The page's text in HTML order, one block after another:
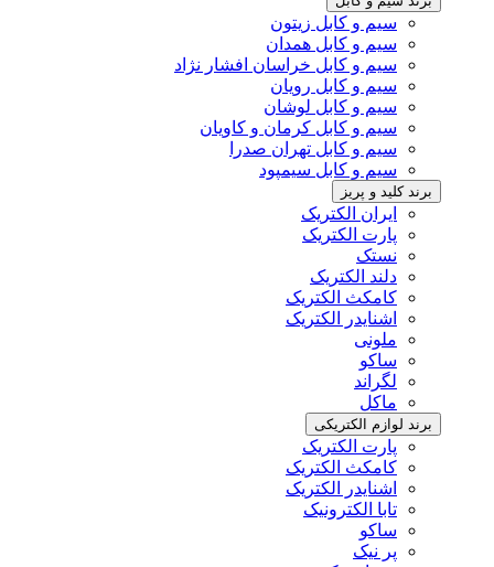
سیم و کابل زیتون
سیم و کابل همدان
سیم و کابل خراسان افشار نژاد
سیم و کابل رویان
سیم و کابل لوشان
سیم و کابل کرمان و کاویان
سیم و کابل تهران صدرا
سیم و کابل سیمپود
برند کلید و پریز
ایران الکتریک
پارت الکتریک
نستک
دلند الکتریک
کامکث الکتریک
اشنایدر الکتریک
ملونی
ساکو
لگراند
ماکل
برند لوازم الکتریکی
پارت الکتریک
کامکث الکتریک
اشنایدر الکتریک
تابا الکترونیک
ساکو
پر نیک